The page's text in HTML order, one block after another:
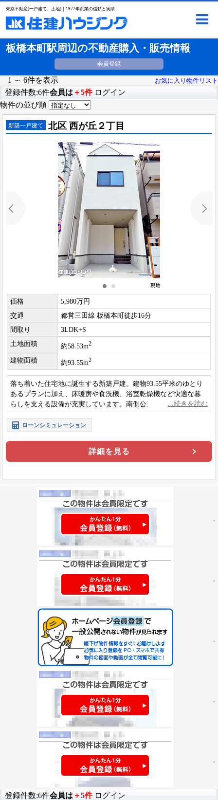
東京不動産(一戸建て、土地)｜1977年創業の信頼と実績
板橋本町駅周辺の不動産購入・販売情報
会員登録
1 ～ 6件を表示 お気に入り物件リスト
登録件数:6件会員は ＋5件 ログイン
物件の並び順
新築一戸建て 北区 西が丘２丁目
価格
5,980万円
交通
都営三田線 板橋本町徒歩16分
間取り
3LDK+S
土地面積
約58.53m2
建物面積 約93.55m2
落ち着いた住宅地に誕生する新築戸建。建物93.55平米のゆとり
あるプランに加え、床暖房や食洗機、浴室乾燥機など快適な暮
らしを支える設備が充実しています。南側公道に面し、明るく
開放感のある住まいです。
ローンシミュレーション
詳細を見る
登録件数:6件会員は ＋5件 ログイン